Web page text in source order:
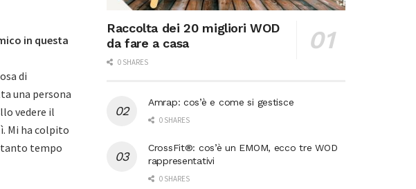
in questa
di
una persona
vedere il
Mi ha colpito
tanto tempo
Raccolta dei 20 migliori WOD
da fare a casa
0 SHARES
Amrap: cos’è e come si gestisce
0 SHARES
CrossFit®: cos’è un EMOM, ecco tre WOD
rappresentativi
0 SHARES